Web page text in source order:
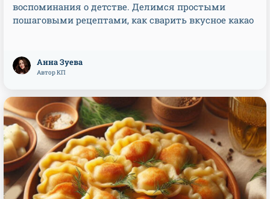
воспоминания о детстве. Делимся простыми
пошаговыми рецептами, как сварить вкусное какао
Анна Зуева
Автор КП